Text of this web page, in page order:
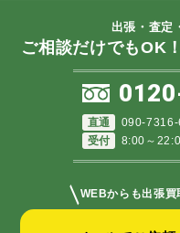
出張・査定
ご相談だけでもOK
直通
090-7316-
受付
8:00～
＼WEBからも出張買